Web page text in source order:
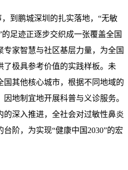
到鹏城深圳的扎实落地，“无敏
足迹正逐步交织成一张覆盖全国
专家智慧与社区基层力量，为全国
了极具参考价值的实践样板。未
国其他核心城市，根据不同地域的
地制宜地开展科普与义诊服务。
的深入推进，全社会对过敏性鼻炎
阶，为实现“健康中国2030”的宏